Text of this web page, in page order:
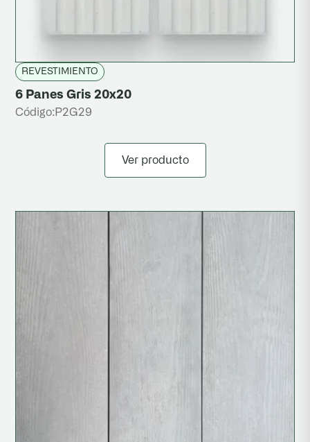
REVESTIMIENTO
6 Panes Gris 20x20
Código: P2G29
Ver producto